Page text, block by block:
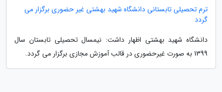
ترم تحصیلی تابستانی دانشگاه شهید بهشتی غیر حضوری برگزار می
گردد
دانشگاه شهید بهشتی اظهار داشت: نیمسال تحصیلی تابستان سال
1399 به صورت غیرحضوری در قالب آموزش مجازی برگزار می گردد.